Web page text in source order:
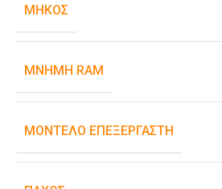
ΜΉΚΟΣ
ΜΝΉΜΗ RAM
ΜΟΝΤΈΛΟ ΕΠΕΞΕΡΓΑΣΤΉ